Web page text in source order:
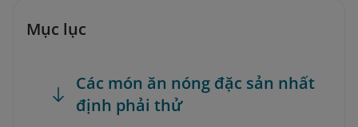
Mục lục
Các món ăn nóng đặc sản nhất
định phải thử